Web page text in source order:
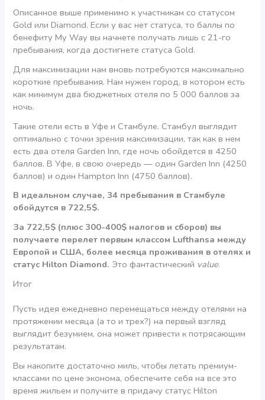
Описанное выше применимо к участникам со статусом
Gold или Diamond. Если у вас нет статуса, то баллы по
бенефиту My Way вы начнете получать лишь с 21-го
пребывания, когда достигнете статуса Gold.
Для максимизации нам вновь потребуются максимально
короткие пребывания. Нам нужен город, в котором есть
как минимум два бюджетных отеля по 5 000 баллов за
ночь.
Такие отели есть в Уфе и Стамбуле. Стамбул выглядит
оптимально с точки зрения максимизации, так как в нем
есть два отеля Garden Inn, где ночь обойдется в 4250
баллов. В Уфе, в свою очередь — один Garden Inn (4250
баллов) и один Hampton Inn (4750 баллов).
В идеальном случае, 34 пребывания в Стамбуле
обойдутся в 722,5$.
За 722,5$ (плюс 300-400$ налогов и сборов) вы
получаете перелет первым классом Lufthansa между
Европой и США, более месяца проживания в отелях и
статус Hilton Diamond. Это фантастический value.
Итог
Пусть идея ежедневно перемещаться между отелями на
протяжении месяца (а то и трех?) на первый взгляд
выглядит безумием, она может привести к потрясающим
результатам.
Вы накопите достаточно миль, чтобы летать премиум-
классами по цене эконома, обеспечите себя на все это
время жильем и получите в придачу статус Hilton